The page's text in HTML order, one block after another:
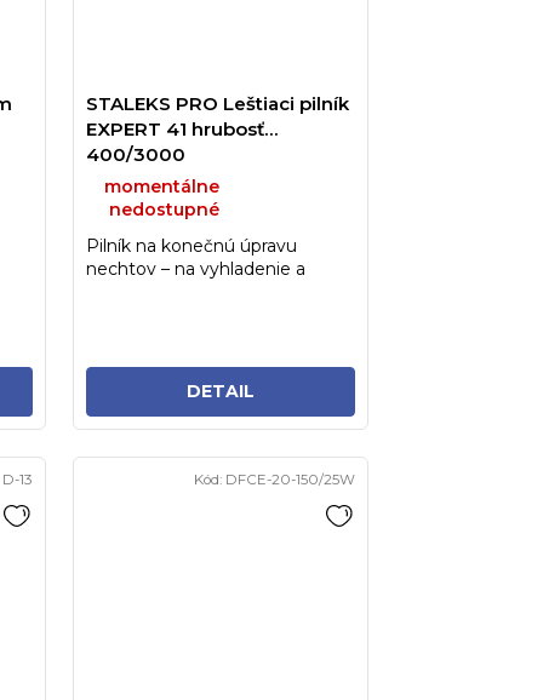
STALEKS PRO Leštiaci pilník
EXPERT 41 hrubosť
400/3000
momentálne
nedostupné
DETAIL
Pilník na konečnú úpravu
nechtov – na vyhladenie a
D-13 Kód: DFCE-20-150/25W